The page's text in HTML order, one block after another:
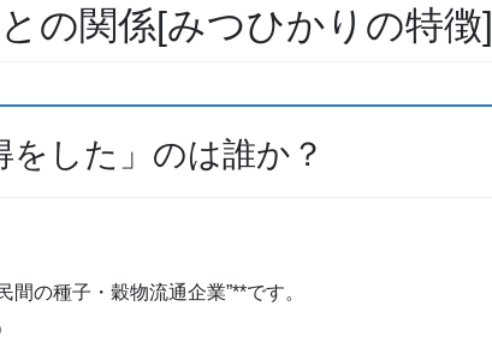
の関係[みつひかりの特徴]
した」のは誰か？
の種子・穀物流通企業”**です。